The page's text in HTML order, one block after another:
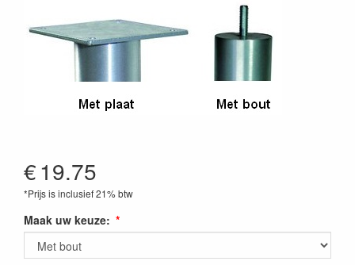
€19.75
*Prijs is inclusief 21% btw
Maak uw keuze: